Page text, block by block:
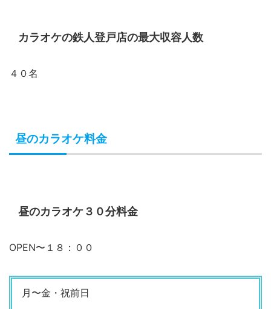
カラオケの鉄人登戸店の最大収容人数
４０名
昼のカラオケ料金
昼のカラオケ３０分料金
OPEN〜１８：００
月〜金・祝前日